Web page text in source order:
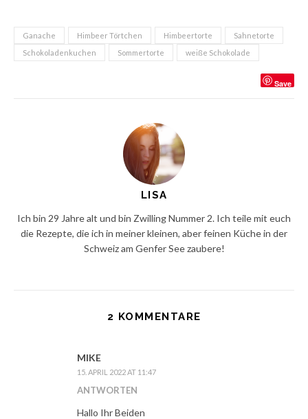
Ganache Himbeer Törtchen Himbeertorte
Sahnetorte
Schokoladenkuchen
Sommertorte weiße Schokolade
Save
LISA
Ich bin 29 Jahre alt und bin Zwilling Nummer 2. Ich teile mit euch
die Rezepte, die ich in meiner kleinen, aber feinen Küche in der
Schweiz am Genfer See zaubere!
2 KOMMENTARE
MIKE
15. APRIL 2022 AT 11:47
ANTWORTEN
Hallo Ihr Beiden